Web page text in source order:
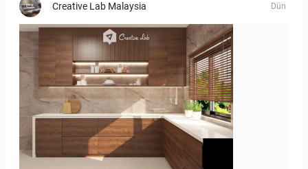
Creative Lab Malaysia Dün